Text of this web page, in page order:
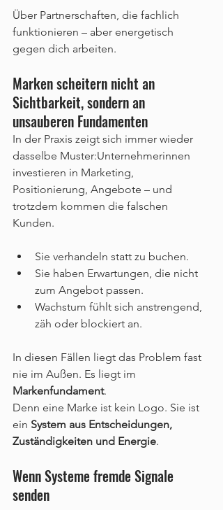
Über Partnerschaften, die fachlich
funktionieren – aber energetisch
gegen dich arbeiten.
Marken scheitern nicht an
Sichtbarkeit, sondern an
unsauberen Fundamenten
In der Praxis zeigt sich immer wieder
dasselbe Muster:Unternehmerinnen
investieren in Marketing,
Positionierung, Angebote – und
trotzdem kommen die falschen
Kunden.
Sie verhandeln statt zu buchen.
Sie haben Erwartungen, die nicht
zum Angebot passen.
Wachstum fühlt sich anstrengend,
zäh oder blockiert an.
In diesen Fällen liegt das Problem fast
nie im Außen. Es liegt im
Markenfundament.
Denn eine Marke ist kein Logo. Sie ist
ein System aus Entscheidungen,
Zuständigkeiten und Energie.
Wenn Systeme fremde Signale
senden